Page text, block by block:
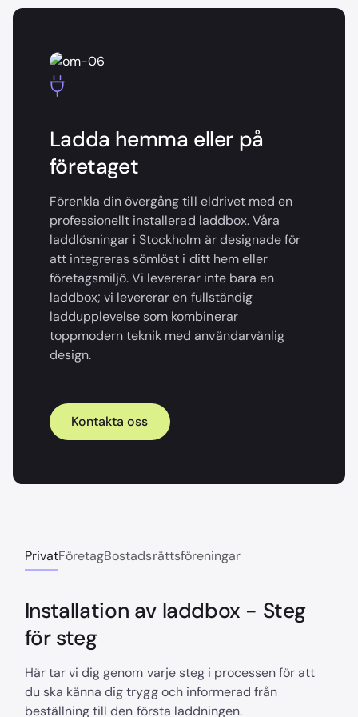
Ladda hemma eller på
företaget
Förenkla din övergång till eldrivet med en
professionellt installerad laddbox. Våra
laddlösningar i Stockholm är designade för
att integreras sömlöst i ditt hem eller
företagsmiljö. Vi levererar inte bara en
laddbox; vi levererar en fullständig
laddupplevelse som kombinerar
toppmodern teknik med användarvänlig
design.
Kontakta oss
PrivatFöretagBostadsrättsföreningar
Installation av laddbox - Steg
för steg
Här tar vi dig genom varje steg i processen för att
du ska känna dig trygg och informerad från
beställning till den första laddningen.